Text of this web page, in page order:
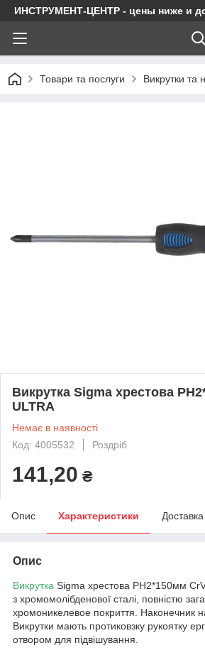
ИНСТРУМЕНТ-ЦЕНТР - цены ниже и
Товари та послуги Викрутки та
Викрутка Sigma хрестова
ULTRA
Немає в наявності
Код: 4005532
Роздріб
141,20 ₴
Опис Характеристики Доставка
Опис
Викрутка Sigma хрестова PH2*150мм
з хромомолібденової сталі, повністю
хромоникелевое покриття. Наконечник
Викрутки мають протиковзку рукоятку
отвором для підвішування.